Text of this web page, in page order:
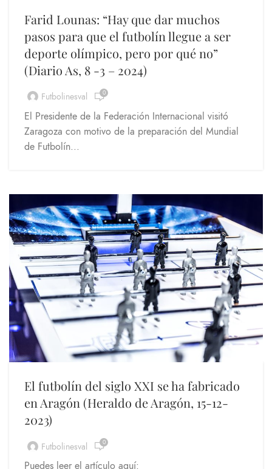
Farid Lounas: “Hay que dar muchos
pasos para que el futbolín llegue a ser
deporte olímpico, pero por qué no”
(Diario As, 8 -3 – 2024)
Futbolinesval 0
El Presidente de la Federación Internacional visitó
Zaragoza con motivo de la preparación del Mundial
de Futbolín...
El futbolín del siglo XXI se ha fabricado
en Aragón (Heraldo de Aragón, 15-12-
2023)
Futbolinesval 0
Puedes leer el artículo aquí: